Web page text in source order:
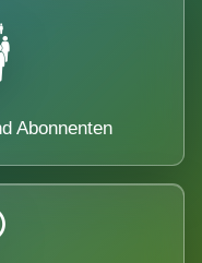
Abonnenten